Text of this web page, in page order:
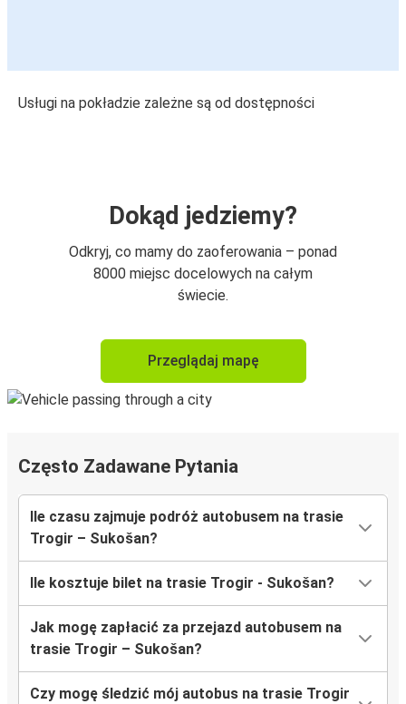
Usługi na pokładzie zależne są od dostępności
Dokąd jedziemy?
Odkryj, co mamy do zaoferowania – ponad
8000 miejsc docelowych na całym
świecie.
Przeglądaj mapę
Często Zadawane Pytania
Ile czasu zajmuje podróż autobusem na trasie
Trogir – Sukošan?
Ile kosztuje bilet na trasie Trogir - Sukošan?
Jak mogę zapłacić za przejazd autobusem na
trasie Trogir – Sukošan?
Czy mogę śledzić mój autobus na trasie Trogir